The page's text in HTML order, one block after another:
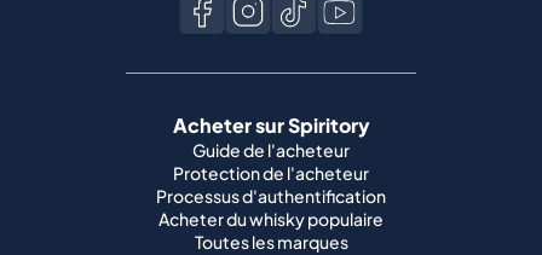
Acheter sur Spiritory
Guide de l'acheteur
Protection de l'acheteur
Processus d'authentification
Acheter du whisky populaire
Toutes les marques